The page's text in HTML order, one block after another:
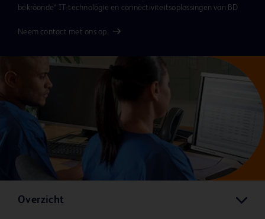
bekroonde* IT-technologie en connectiviteitsoplossingen van BD
Neem contact met ons op
Overzicht